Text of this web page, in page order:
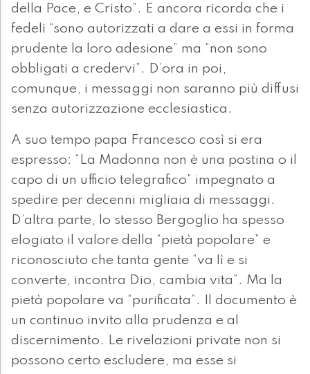
della Pace, e Cristo”. E ancora ricorda che i
fedeli “sono autorizzati a dare a essi in forma
prudente la loro adesione” ma “non sono
obbligati a credervi”. D’ora in poi,
comunque, i messaggi non saranno più diffusi
senza autorizzazione ecclesiastica.
A suo tempo papa Francesco così si era
espresso: “La Madonna non è una postina o il
capo di un ufficio telegrafico” impegnato a
spedire per decenni migliaia di messaggi.
D’altra parte, lo stesso Bergoglio ha spesso
elogiato il valore della “pietà popolare” e
riconosciuto che tanta gente “va lì e si
converte, incontra Dio, cambia vita”. Ma la
pietà popolare va “purificata”. Il documento è
un continuo invito alla prudenza e al
discernimento. Le rivelazioni private non si
possono certo escludere, ma esse si